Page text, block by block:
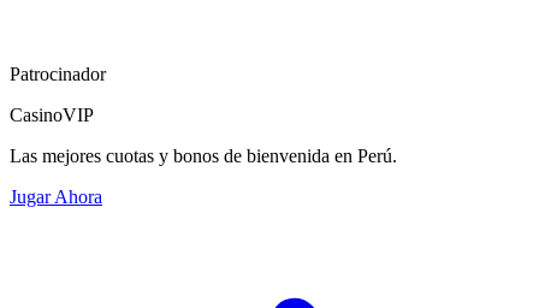
Patrocinador
CasinoVIP
Las mejores cuotas y bonos de bienvenida en Perú.
Jugar Ahora